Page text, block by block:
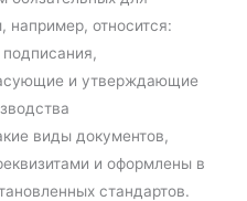
например, относится:
и утверждающие
виды документов,
и оформлены в
стандартов.